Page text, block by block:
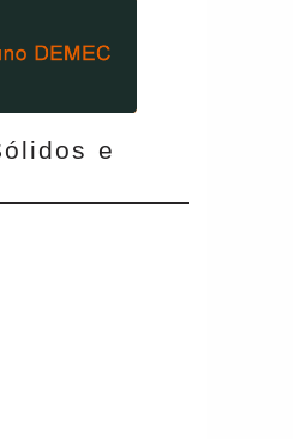
e